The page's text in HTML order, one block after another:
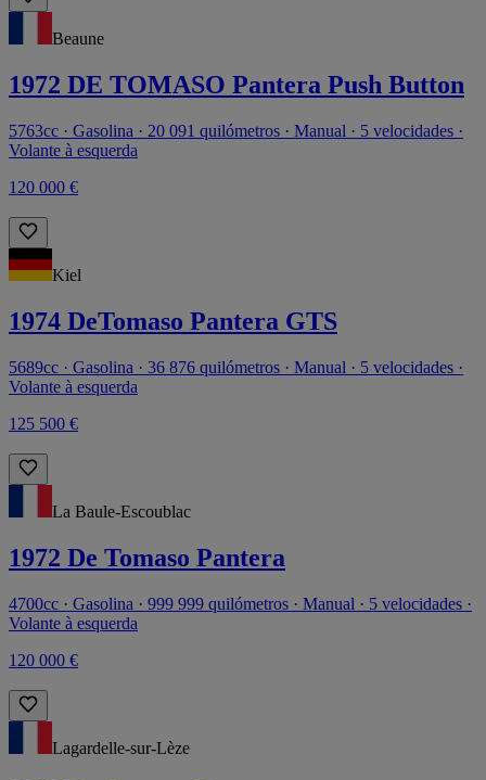
Beaune
1972 DE TOMASO Pantera Push Button
5763cc · Gasolina · 20 091 quilómetros · Manual · 5 velocidades ·
Volante à esquerda
120 000 €
Kiel
1974 DeTomaso Pantera GTS
5689cc · Gasolina · 36 876 quilómetros · Manual · 5 velocidades ·
Volante à esquerda
125 500 €
La Baule-Escoublac
1972 De Tomaso Pantera
4700cc · Gasolina · 999 999 quilómetros · Manual · 5 velocidades ·
Volante à esquerda
120 000 €
Lagardelle-sur-Lèze